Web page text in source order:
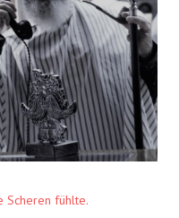
Scheren fühlte.